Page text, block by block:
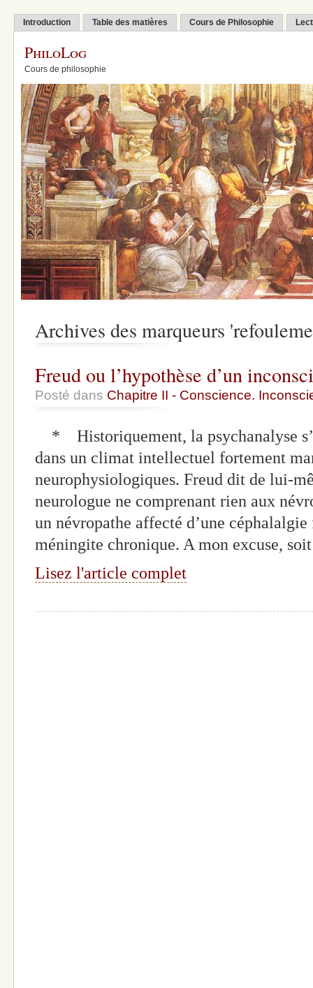
Introduction Table des matières Cours de Philosophie
PhiloLog
Cours de philosophie
Archives des marqueurs
Freud ou l’hypothèse d’un
Posté dans Chapitre II - Conscience.
* Historiquement, la psychanalyse
dans un climat intellectuel fortement
neurophysiologiques. Freud dit de lui-
neurologue ne comprenant rien aux
un névropathe affecté d’une
méningite chronique. A mon excuse,
Lisez l'article complet